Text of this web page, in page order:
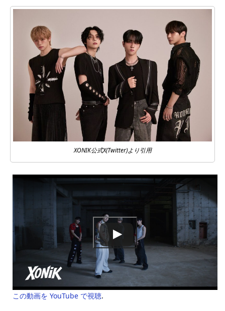
XONIK公式X(Twitter)より引用
この動画を YouTube で視聴.